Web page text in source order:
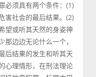
必须具有两个条件：(1)
害社会的最后结果。(2)
望或听其天然的身姿神
边边无论什么一个，
后结果的发生和听其天
心理情形，在刑法理论